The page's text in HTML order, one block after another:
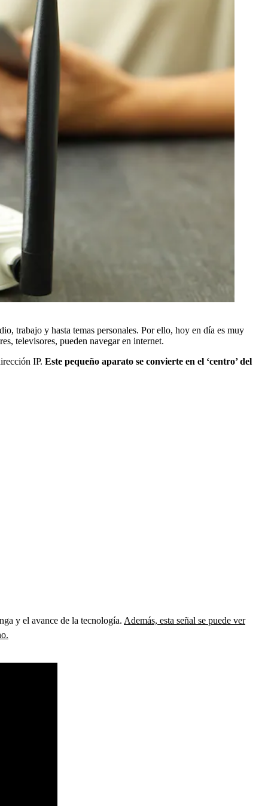
trabajo y hasta temas personales. Por ello, hoy en día es muy
televisores, pueden navegar en internet.
IP. Este pequeño aparato se convierte en el ‘centro’ del
y el avance de la tecnología. Además, esta señal se puede ver